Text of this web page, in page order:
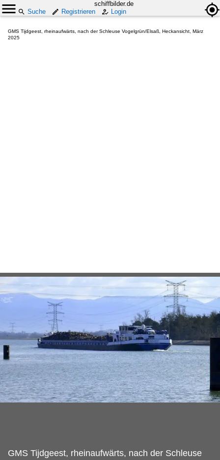
schiffbilder.de
Suche
Registrieren Login
GMS Tijdgeest, rheinaufwärts, nach der Schleuse Vogelgrün/Elsaß, Heckansicht, März
2025
GMS Tijdgeest, rheinaufwärts, nach der Schleuse